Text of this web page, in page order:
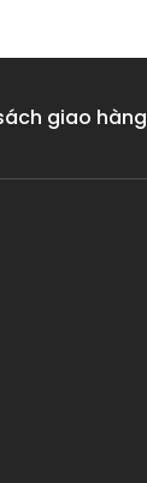
giao hàng